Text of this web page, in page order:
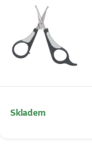
Skladem